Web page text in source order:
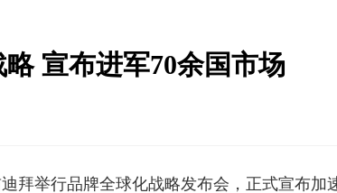
宣布进军70余国市场
举行品牌全球化战略发布会，正式宣布加